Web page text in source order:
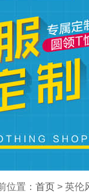
位置： 首页 > 英伦